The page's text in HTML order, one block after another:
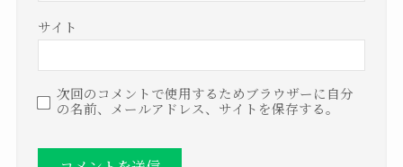
サイト
次回のコメントで使用するためブラウザーに自分
の名前、メールアドレス、サイトを保存する。